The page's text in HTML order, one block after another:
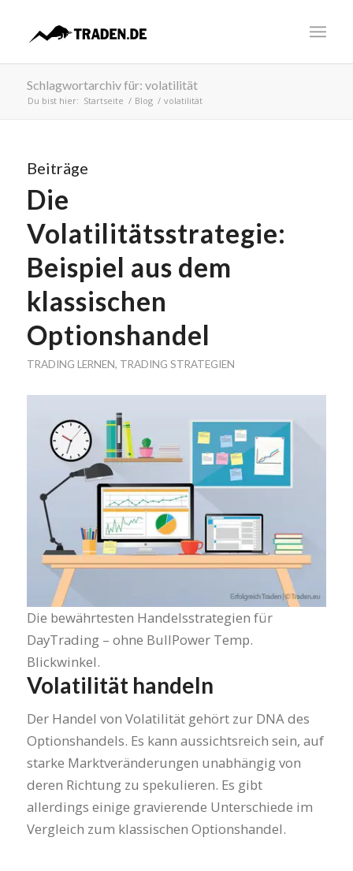
Schlagwortarchiv für: volatilität
Du bist hier: Startseite / Blog / volatilität
Beiträge
Die
Volatilitätsstrategie:
Beispiel aus dem
klassischen
Optionshandel
TRADING LERNEN, TRADING STRATEGIEN
Die bewährtesten Handelsstrategien für
DayTrading – ohne BullPower Temp.
Blickwinkel.
Volatilität handeln
Der Handel von Volatilität gehört zur DNA des
Optionshandels. Es kann aussichtsreich sein, auf
starke Marktveränderungen unabhängig von
deren Richtung zu spekulieren. Es gibt
allerdings einige gravierende Unterschiede im
Vergleich zum klassischen Optionshandel.